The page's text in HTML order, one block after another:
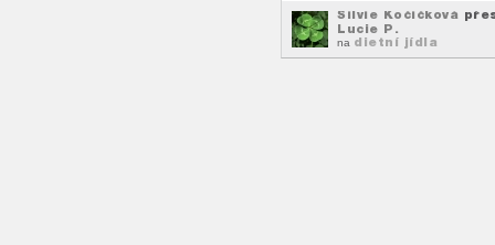
Silvie Kočičková
Lucie P.
na dietní jídla